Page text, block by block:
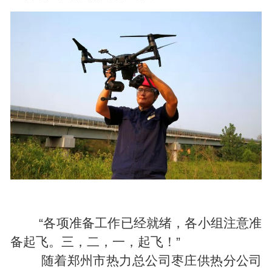
“各项准备工作已经就绪，各小组注意准
备起飞。三，二，一，起飞！”
随着郑州市热力总公司枣庄供热分公司